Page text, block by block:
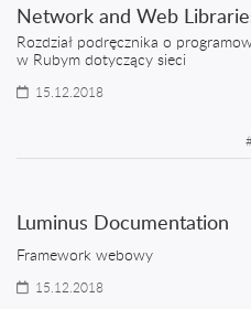
Network and Web
Rozdział podręcznika o
w Rubym dotyczący sieci
15.12.2018
Luminus Documentation
Framework webowy
15.12.2018